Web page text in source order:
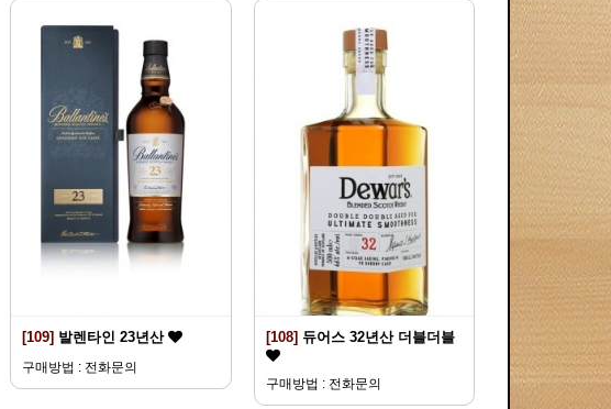
[109] 발렌타인 23년산
구매방법 : 전화문의
[108]듀어스 32년산 더블더블
구매방법 : 전화문의